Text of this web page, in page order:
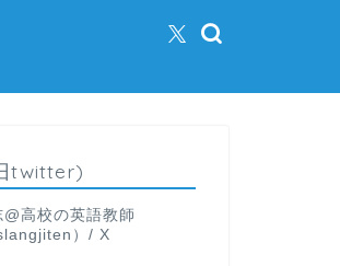
twitter)
@高校の英語教師
）/ X